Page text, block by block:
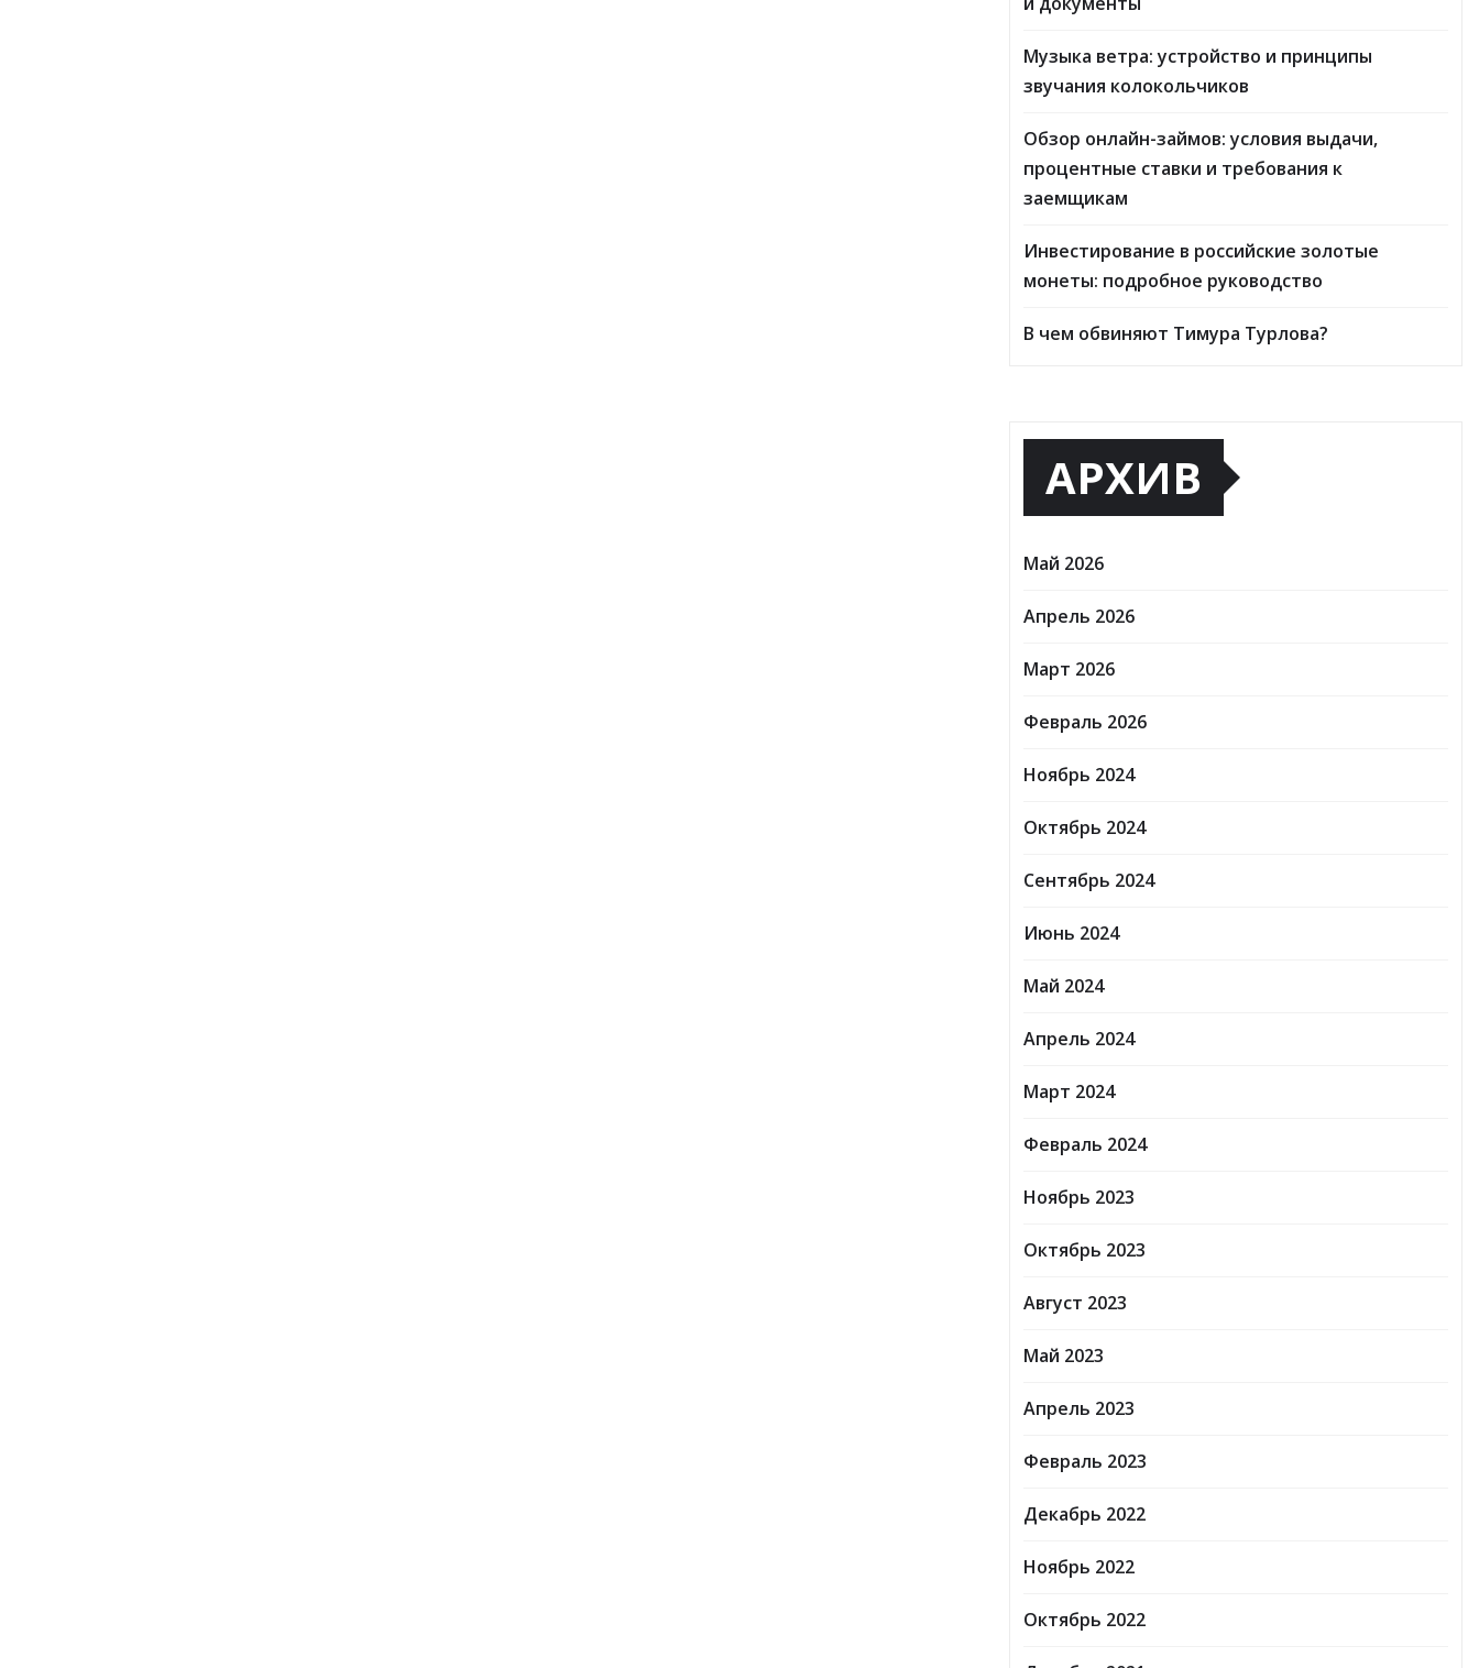
Музыка ветра: устройство и принципы
звучания колокольчиков
Обзор онлайн-займов: условия выдачи,
процентные ставки и требования к
заемщикам
Инвестирование в российские золотые
монеты: подробное руководство
В чем обвиняют Тимура Турлова?
АРХИВ
Май 2026
Апрель 2026
Март 2026
Февраль 2026
Ноябрь 2024
Октябрь 2024
Сентябрь 2024
Июнь 2024
Май 2024
Апрель 2024
Март 2024
Февраль 2024
Ноябрь 2023
Октябрь 2023
Август 2023
Май 2023
Апрель 2023
Февраль 2023
Декабрь 2022
Ноябрь 2022
Октябрь 2022